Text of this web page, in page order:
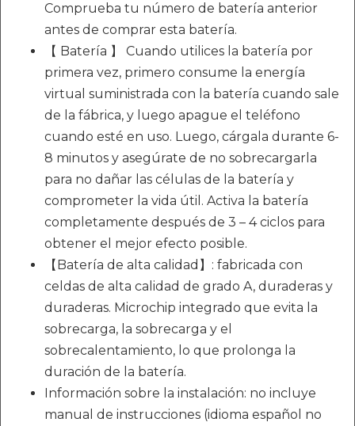
Comprueba tu número de batería anterior
antes de comprar esta batería.
【 Batería 】 Cuando utilices la batería por
primera vez, primero consume la energía
virtual suministrada con la batería cuando sale
de la fábrica, y luego apague el teléfono
cuando esté en uso. Luego, cárgala durante 6-
8 minutos y asegúrate de no sobrecargarla
para no dañar las células de la batería y
comprometer la vida útil. Activa la batería
completamente después de 3 – 4 ciclos para
obtener el mejor efecto posible.
【Batería de alta calidad】: fabricada con
celdas de alta calidad de grado A, duraderas y
duraderas. Microchip integrado que evita la
sobrecarga, la sobrecarga y el
sobrecalentamiento, lo que prolonga la
duración de la batería.
Información sobre la instalación: no incluye
manual de instrucciones (idioma español no